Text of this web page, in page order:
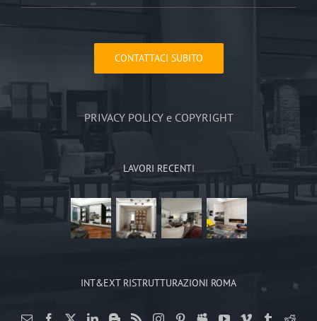
CONTATTACI SUBITO
PRIVACY POLICY e COPYRIGHT
LAVORI RECENTI
INT&EXT RISTRUTTURAZIONI ROMA